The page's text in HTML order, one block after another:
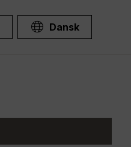
Dansk